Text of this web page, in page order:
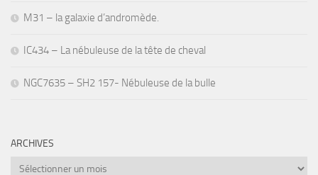
M31 – la galaxie d’andromède.
IC434 – La nébuleuse de la tête de cheval
NGC7635 – SH2 157- Nébuleuse de la bulle
ARCHIVES
Archives